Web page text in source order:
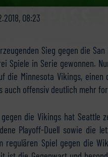
08:23
Sieg gegen die
Spiele in Serie gewonnen.
die Minnesota Vikings,
auch offensiv deutlich mehr
die Vikings hat Seattle
Playoff-Duell sowie die
regulären Spiel gegen die